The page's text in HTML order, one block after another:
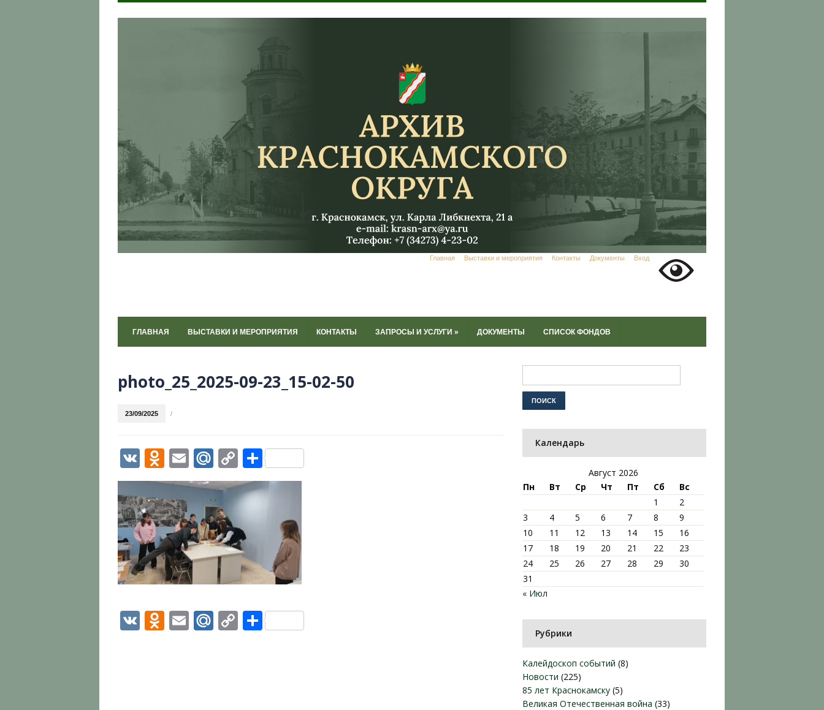
Главная Выставки и мероприятия Контакты Документы Вход
ГЛАВНАЯ ВЫСТАВКИ И МЕРОПРИЯТИЯ КОНТАКТЫ ЗАПРОСЫ И УСЛУГИ » ДОКУМЕНТЫ СПИСОК ФОНДОВ
photo_25_2025-09-23_15-02-50
23/09/2025 /
VK Odnoklassniki
EmailMail.Ru
Copy
Link
Отправить
VK Odnoklassniki
EmailMail.Ru
CopyОтправить
Календарь
Август 2026
Пн
Вт Ср Чт Пт Сб
Вс
1
2
3
4 5 6 7 8
9
10
11 12 13 14 15
16
17
18 19 20 21 22
23
24
25 26 27 28 29
30
31
« Июл
Рубрики
Калейдоскоп событий (8)
Новости (225)
85 лет Краснокамску (5)
Великая Отечественная война (33)